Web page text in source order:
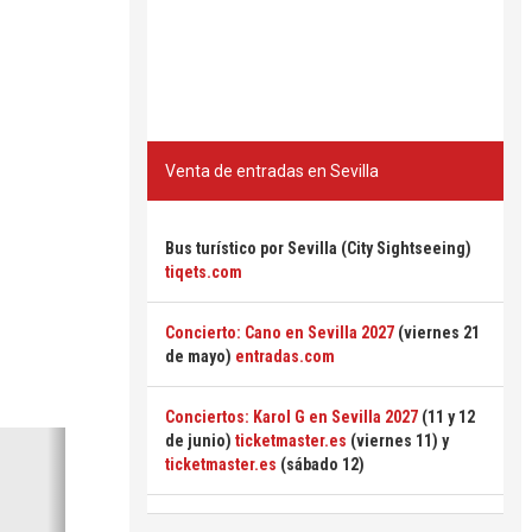
Venta de entradas en Sevilla
Bus turístico por Sevilla (City Sightseeing)
tiqets.com
Concierto: Cano en Sevilla 2027 (viernes 21
de mayo) entradas.com
Conciertos: Karol G en Sevilla 2027 (11 y 12
de junio) ticketmaster.es (viernes 11) y
ticketmaster.es (sábado 12)